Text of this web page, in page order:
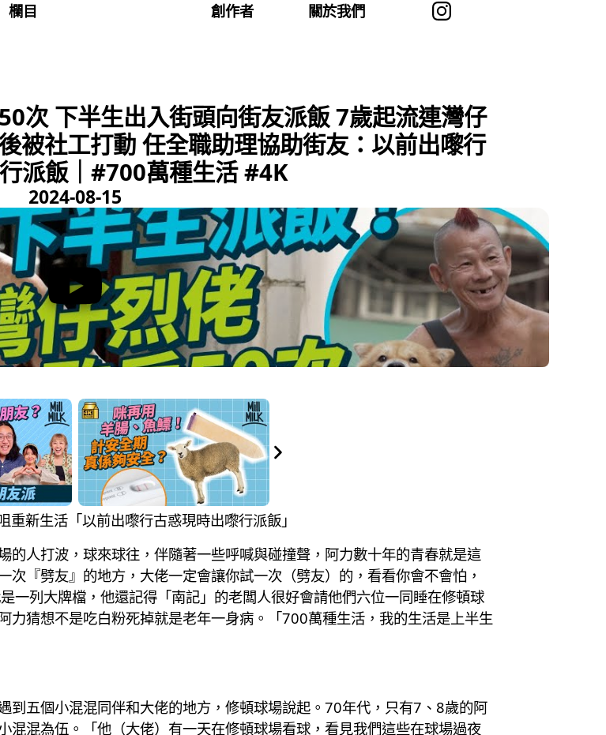
欄目 創作者 關於我們
次 下半生出入街頭向街友派飯 7歲起流連灣仔
被社工打動 任全職助理協助街友：以前出嚟行
派飯｜#700萬種生活 #4K
2024-08-15
新生活「以前出嚟行古惑現時出嚟行派飯」
的人打波，球來球往，伴隨著一些呼喊與碰撞聲，阿力數十年的青春就是這
『劈友』的地方，大佬一定會讓你試一次（劈友）的，看看你會不會怕，
一列大牌檔，他還記得「南記」的老闆人很好會請他們六位一同睡在修頓球
力猜想不是吃白粉死掉就是老年一身病。「700萬種生活，我的生活是上半生
到五個小混混同伴和大佬的地方，修頓球場說起。70年代，只有7、8歲的阿
混混為伍。「他（大佬）有一天在修頓球場看球，看見我們這些在球場過夜